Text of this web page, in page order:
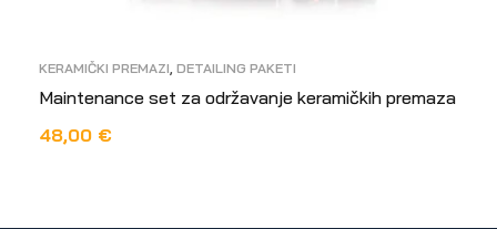
KERAMIČKI PREMAZI DETAILING PAKETI
Maintenance set za održavanje keramičkih premaza
48,00 €